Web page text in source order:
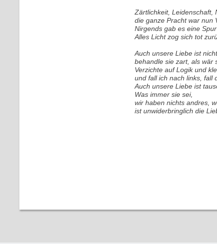
Zärtlichkeit, Leidenschaft,
die ganze Pracht war nun
Nirgends gab es eine
Alles Licht zog sich tot
Auch unsere Liebe ist
behandle sie zart, als wär
Verzichte auf Logik und
und fall ich nach links, fall
Auch unsere Liebe ist
Was immer sie sei,
wir haben nichts andres,
ist unwiderbringlich die